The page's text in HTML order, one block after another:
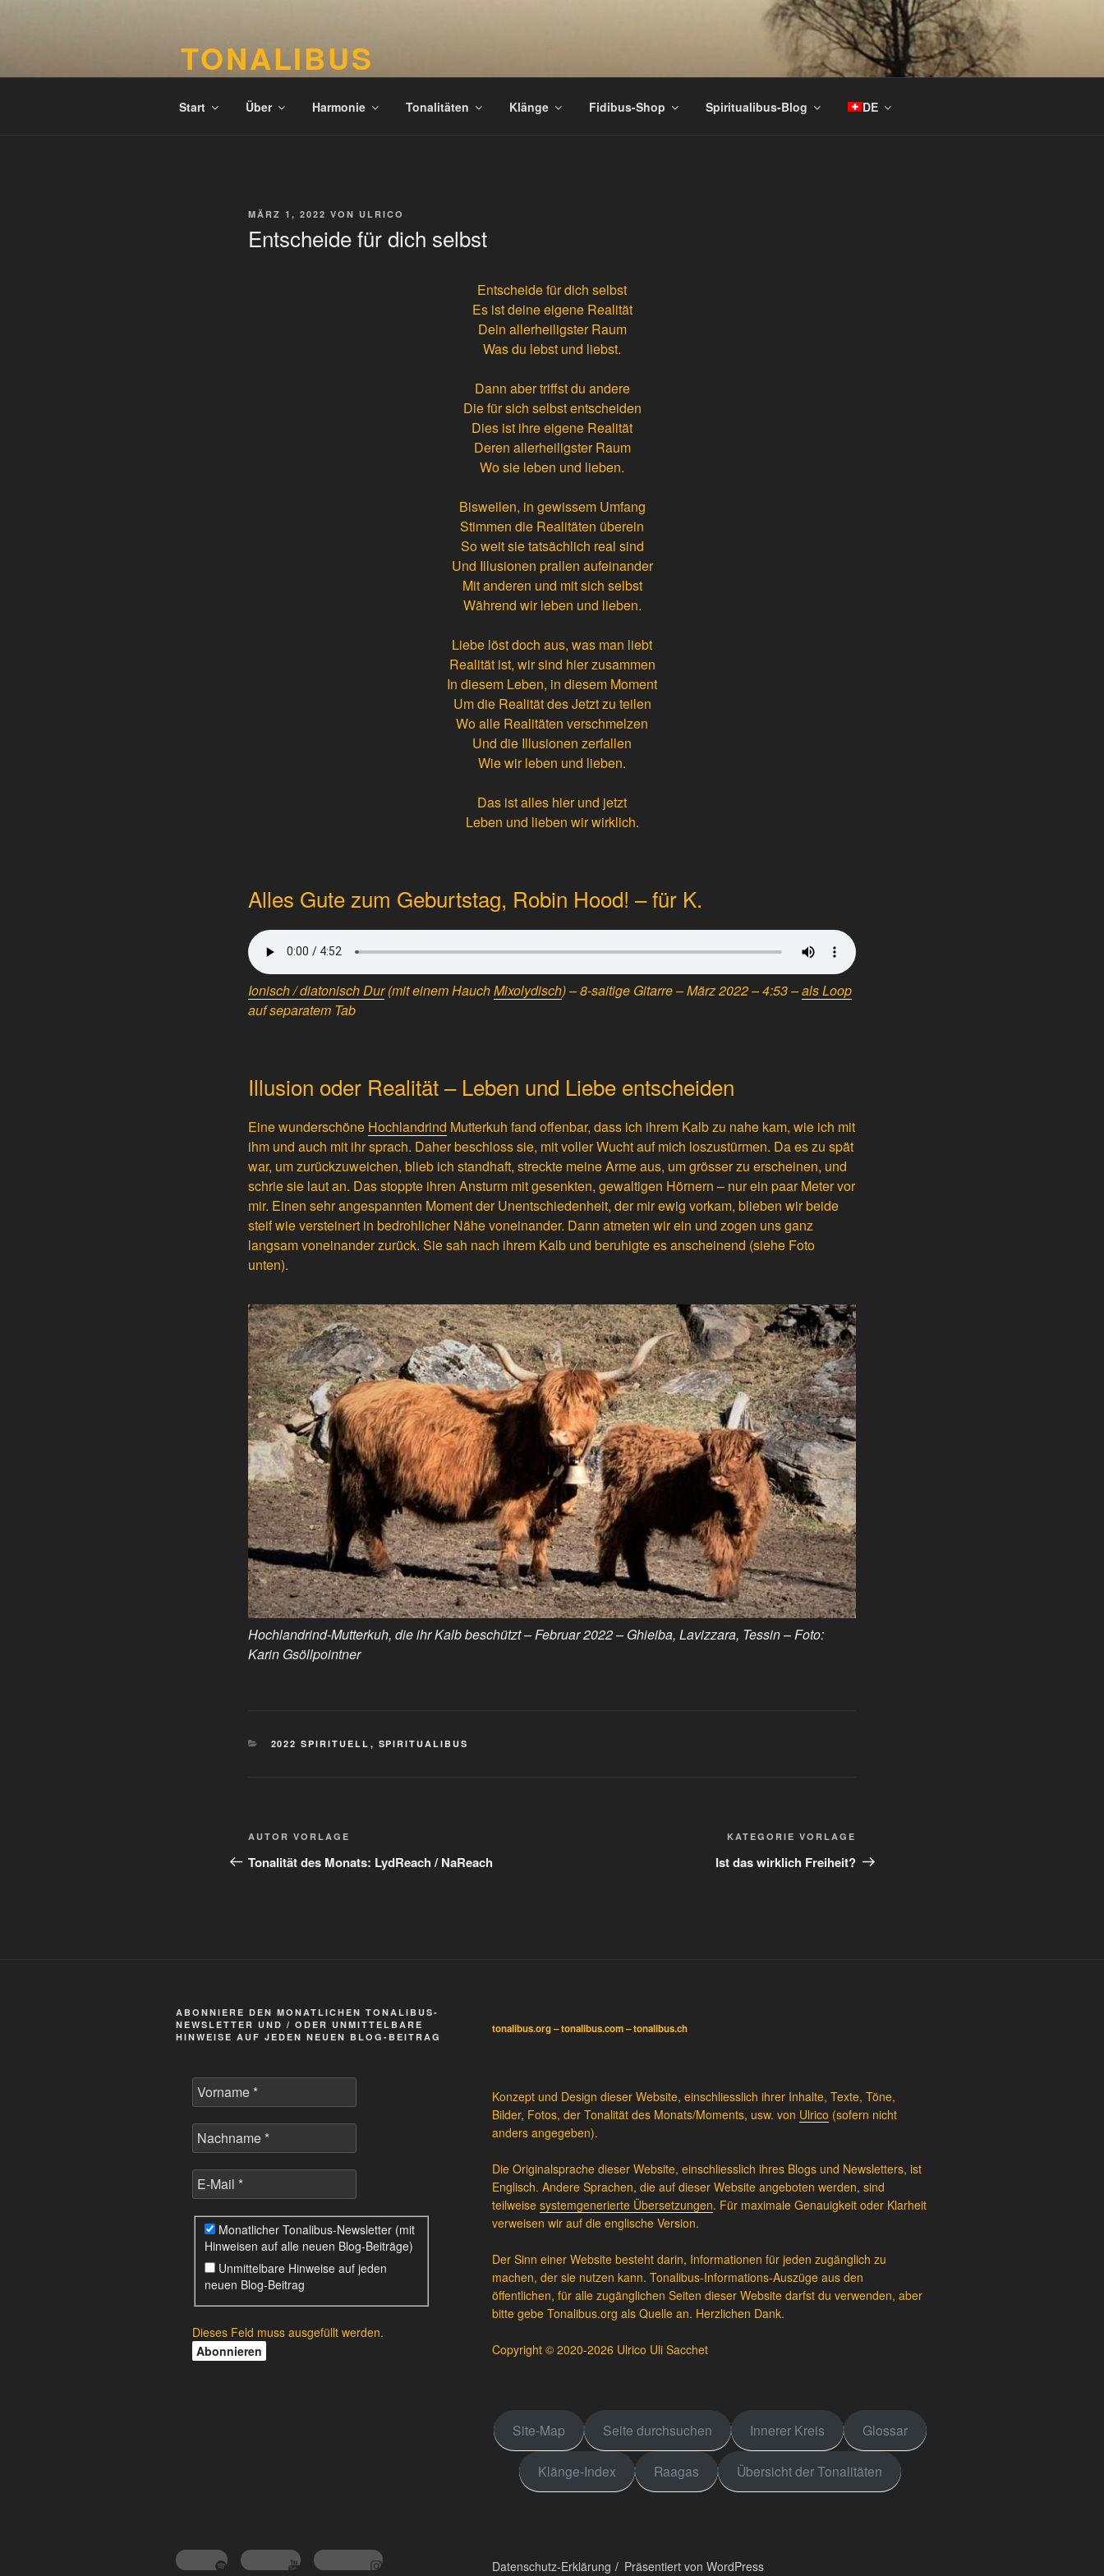
TONALIBUS
Start Über Harmonie Tonalitäten Klänge Fidibus-Shop Spiritualibus-Blog DE
VERÖFFENTLICHT
MÄRZ 1, 2022 VON ULRICO
Entscheide für dich selbst
Entscheide für dich selbst
Es ist deine eigene Realität
Dein allerheiligster Raum
Was du lebst und liebst.
Dann aber triffst du andere
Die für sich selbst entscheiden
Dies ist ihre eigene Realität
Deren allerheiligster Raum
Wo sie leben und lieben.
Bisweilen, in gewissem Umfang
Stimmen die Realitäten überein
So weit sie tatsächlich real sind
Und Illusionen prallen aufeinander
Mit anderen und mit sich selbst
Während wir leben und lieben.
Liebe löst doch aus, was man liebt
Realität ist, wir sind hier zusammen
In diesem Leben, in diesem Moment
Um die Realität des Jetzt zu teilen
Wo alle Realitäten verschmelzen
Und die Illusionen zerfallen
Wie wir leben und lieben.
Das ist alles hier und jetzt
Leben und lieben wir wirklich.
Alles Gute zum Geburtstag, Robin Hood! – für K.
Ionisch / diatonisch Dur(mit einem HauchMixolydisch) – 8-saitige Gitarre – März 2022 – 4:53 –als Loop
auf separatem Tab
Illusion oder Realität – Leben und Liebe entscheiden
Eine wunderschöne Hochlandrind Mutterkuh fand offenbar, dass ich ihrem Kalb zu nahe kam, wie ich mit
ihm und auch mit ihr sprach. Daher beschloss sie, mit voller Wucht auf mich loszustürmen. Da es zu spät
war, um zurückzuweichen, blieb ich standhaft, streckte meine Arme aus, um grösser zu erscheinen, und
schrie sie laut an. Das stoppte ihren Ansturm mit gesenkten, gewaltigen Hörnern – nur ein paar Meter vor
mir. Einen sehr angespannten Moment der Unentschiedenheit, der mir ewig vorkam, blieben wir beide
steif wie versteinert in bedrohlicher Nähe voneinander. Dann atmeten wir ein und zogen uns ganz
langsam voneinander zurück. Sie sah nach ihrem Kalb und beruhigte es anscheinend (siehe Foto
unten).
Hochlandrind-Mutterkuh, die ihr Kalb beschützt – Februar 2022 – Ghieiba, Lavizzara, Tessin – Foto:
Karin Gsöllpointner
LINKS
2022 SPIRITUELL , SPIRITUALIBUS
Tag-
Vorlage
Hauptindex-
Vorlage
AUTOR VORLAGE
Tonalität des Monats: LydReach / NaReach
Vorlage
KATEGORIE VORLAGE
Ist das wirklich Freiheit?
ABONNIERE DEN MONATLICHEN TONALIBUS-
NEWSLETTER UND / ODER UNMITTELBARE
HINWEISE AUF JEDEN NEUEN BLOG-BEITRAG
Monatlicher Tonalibus-Newsletter (mit
Hinweisen auf alle neuen Blog-Beiträge)
Unmittelbare Hinweise auf jeden
neuen Blog-Beitrag
Dieses Feld muss ausgefüllt werden.
tonalibus.org – tonalibus.com – tonalibus.ch
Konzept und Design dieser Website, einschliesslich ihrer Inhalte, Texte, Töne,
Bilder, Fotos, der Tonalität des Monats/Moments, usw. von Ulrico (sofern nicht
anders angegeben).
Die Originalsprache dieser Website, einschliesslich ihres Blogs und Newsletters, ist
Englisch. Andere Sprachen, die auf dieser Website angeboten werden, sind
teilweise systemgenerierte Übersetzungen. Für maximale Genauigkeit oder Klarheit
verweisen wir auf die englische Version.
Der Sinn einer Website besteht darin, Informationen für jeden zugänglich zu
machen, der sie nutzen kann. Tonalibus-Informations-Auszüge aus den
öffentlichen, für alle zugänglichen Seiten dieser Website darfst du verwenden, aber
bitte gebe Tonalibus.org als Quelle an. Herzlichen Dank.
Copyright © 2020-2026 Ulrico Uli Sacchet
Site-Map Seite durchsuchen Innerer Kreis Glossar
Klänge-Index Raagas Übersicht der Tonalitäten
Spotify Youtube Instagram Datenschutz-Erklärung Präsentiert von WordPress